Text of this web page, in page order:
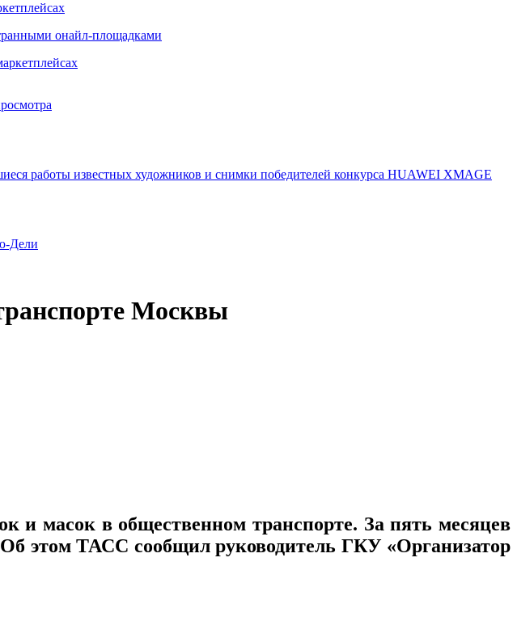
онайл-площадками
работы известных художников и снимки победителей конкурса HUAWEI XMAGE
Дели
Москвы
и масок в общественном транспорте. За пять месяцев
этом ТАСС сообщил руководитель ГКУ «Организатор